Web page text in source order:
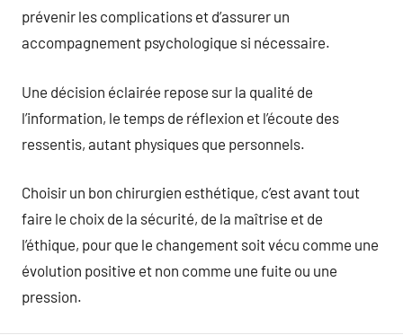
prévenir les complications et d’assurer un
accompagnement psychologique si nécessaire.
Une décision éclairée repose sur la qualité de
l’information, le temps de réflexion et l’écoute des
ressentis, autant physiques que personnels.
Choisir un bon chirurgien esthétique, c’est avant tout
faire le choix de la sécurité, de la maîtrise et de
l’éthique, pour que le changement soit vécu comme une
évolution positive et non comme une fuite ou une
pression.